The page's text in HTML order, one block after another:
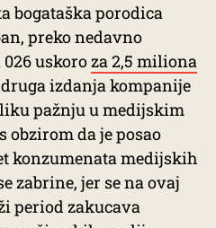
bogataška porodica
preko nedavno
uskoroza 2,5 miliona
izdanja kompanije
pažnju u medijskim
obzirom da je posao
konzumenata medijskih
zabrine, jer se na ovaj
period zakucava